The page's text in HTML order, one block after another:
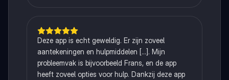
Deze app is echt geweldig. Er zijn zoveel
aantekeningen en hulpmiddelen [...]. Mijn
probleemvak is bijvoorbeeld Frans, en de app
heeft zoveel opties voor hulp. Dankzij deze app